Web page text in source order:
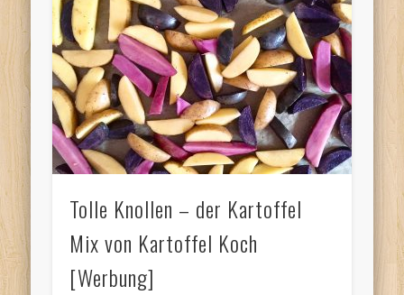
Tolle Knollen – der Kartoffel
Mix von Kartoffel Koch
[Werbung]